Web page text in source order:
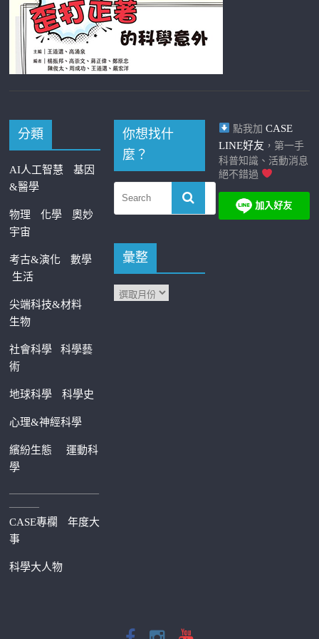
分類
AI人工智慧
基因
&醫學
物理 化學
奧妙
宇宙
考古&演化
數學
生活
尖端科技&材料
生物
社會科學科學藝
術
地球科學 科學史
心理&神經科學
繽紛生態運動科
學
—————————
———
CASE專欄
年度大
事
科學大人物
你想找什
麼？
彙整
點我加 CASE
LINE好友 ，第一手
科普知識、活動消息
絕不錯過